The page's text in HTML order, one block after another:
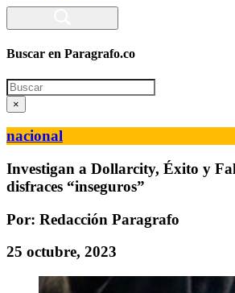
Buscar en Paragrafo.co
Search
×
nacional
Investigan a Dollarcity, Éxito y
disfraces “inseguros”
Por: Redacción Paragrafo
25 octubre, 2023